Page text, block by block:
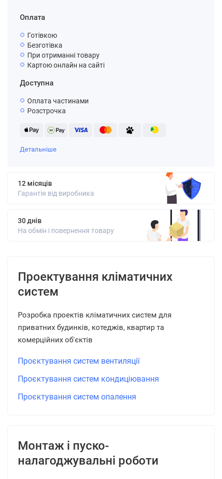
Оплата
Готівкою
Безготівка
При отриманні товару
Картою онлайн на сайті
Доступна
Оплата частинами
Розстрочка
Детальніше
12 місяців
Гарантія від виробника
30 днів
На обмін і повернення товару
Проектування кліматичних
систем
Розробка проектів кліматичних систем для
приватних будинків, котеджів, квартир та
комерційних об'єктів
Проєктування систем вентиляції
Проєктування систем кондиціювання
Проєктування систем опалення
Монтаж і пуско-
налагоджувальні роботи